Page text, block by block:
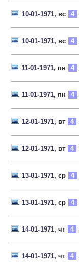
10-01-1971, вс 4
10-01-1971, вс 4
11-01-1971, пн 4
11-01-1971, пн 4
12-01-1971, вт 4
12-01-1971, вт 4
13-01-1971, ср 4
13-01-1971, ср 4
14-01-1971, чт 4
14-01-1971, чт 4